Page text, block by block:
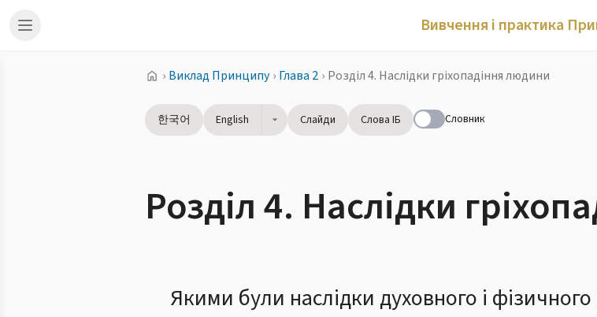
Вивчення і практика
› Виклад Принципу › Глава 2 › Розділ 4. Наслідки гріхопадіння людини
한국어 English Слайди Слова ІБ Словник
Розділ 4. Наслідки
Якими були наслідки духовного і